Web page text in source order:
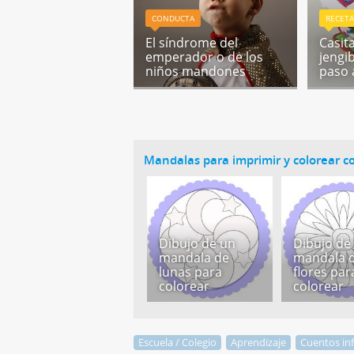
CONDUCTA
El síndrome del
emperador o de los
niños mandones
paso
Mandalas para imprimir y colorear
Dibujo de un
mandala de
lunas para
colorear
Dibujo
mandala
flores
colorear
Escuela / Colegio Aprendizaje Cuentos